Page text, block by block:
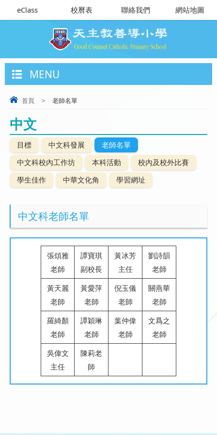
eClass 校曆表 聯絡我們 網站地圖
MENU
首頁 > 老師名單
中文
目標 中文科發展
老師名單
中文科校內工作坊
本科活動
校內及校外比賽
學生佳作
中華文化角 學習網址
中文科老師名單
張頌雅
老師
譚寶琪
副校長
黃冰芳
主任
劉詩韻
老師
黃天麗
老師
黃愛萍
老師
倪玉儀
老師
關燕華
老師
羅綺顏
老師
譚穎琳
老師
葉仲偉
老師
文爲之
老師
吳偉文
主任
陳莉老
師